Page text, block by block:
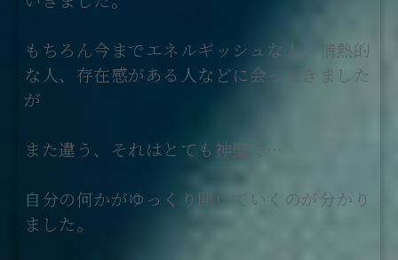
もちろん今までエネルギッシュな人、情熱的
な人、存在感がある人などに会ってきました
が
また違う、それはとても神聖で…
自分の何かがゆっくり開いていくのが分かり
ました。